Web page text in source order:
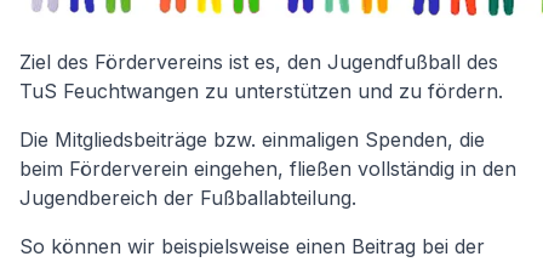
Ziel des Fördervereins ist es, den Jugendfußball des
TuS Feuchtwangen zu unterstützen und zu fördern.
Die Mitgliedsbeiträge bzw. einmaligen Spenden, die
beim Förderverein eingehen, fließen vollständig in den
Jugendbereich der Fußballabteilung.
So können wir beispielsweise einen Beitrag bei der